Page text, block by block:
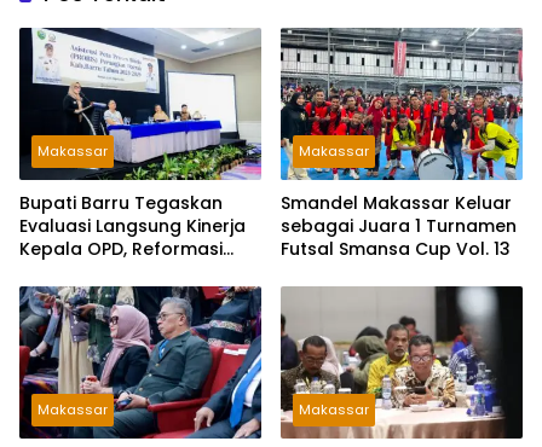
Makassar
Bupati Barru Tegaskan
Evaluasi Langsung Kinerja
Kepala OPD, Reformasi
Makassar
Smandel Makassar Keluar
sebagai Juara 1 Turnamen
Futsal Smansa Cup Vol. 13
Makassar Makassar